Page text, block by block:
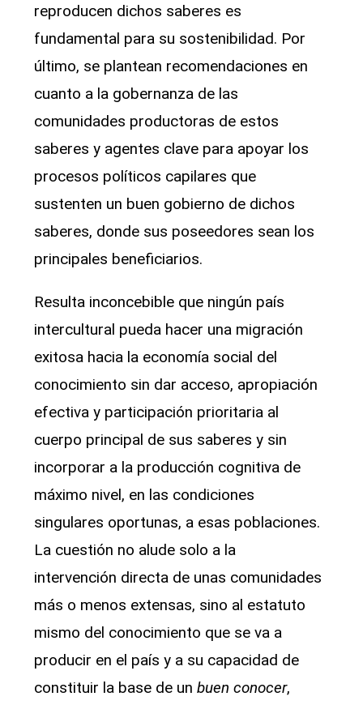
reproducen dichos saberes es
fundamental para su sostenibilidad. Por
último, se plantean recomendaciones en
cuanto a la gobernanza de las
comunidades productoras de estos
saberes y agentes clave para apoyar los
procesos políticos capilares que
sustenten un buen gobierno de dichos
saberes, donde sus poseedores sean los
principales beneficiarios.
Resulta inconcebible que ningún país
intercultural pueda hacer una migración
exitosa hacia la economía social del
conocimiento sin dar acceso, apropiación
efectiva y participación prioritaria al
cuerpo principal de sus saberes y sin
incorporar a la producción cognitiva de
máximo nivel, en las condiciones
singulares oportunas, a esas poblaciones.
La cuestión no alude solo a la
intervención directa de unas comunidades
más o menos extensas, sino al estatuto
mismo del conocimiento que se va a
producir en el país y a su capacidad de
constituir la base de un buen conocer,